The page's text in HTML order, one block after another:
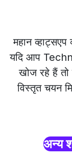
महान
यदि आप
खोज रहे हैं तो
विस्तृत चयन
अन्य